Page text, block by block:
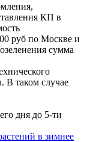
КП в
руб по Москве и
сумма
В таком случае
дня до 5-ти
в зимнее